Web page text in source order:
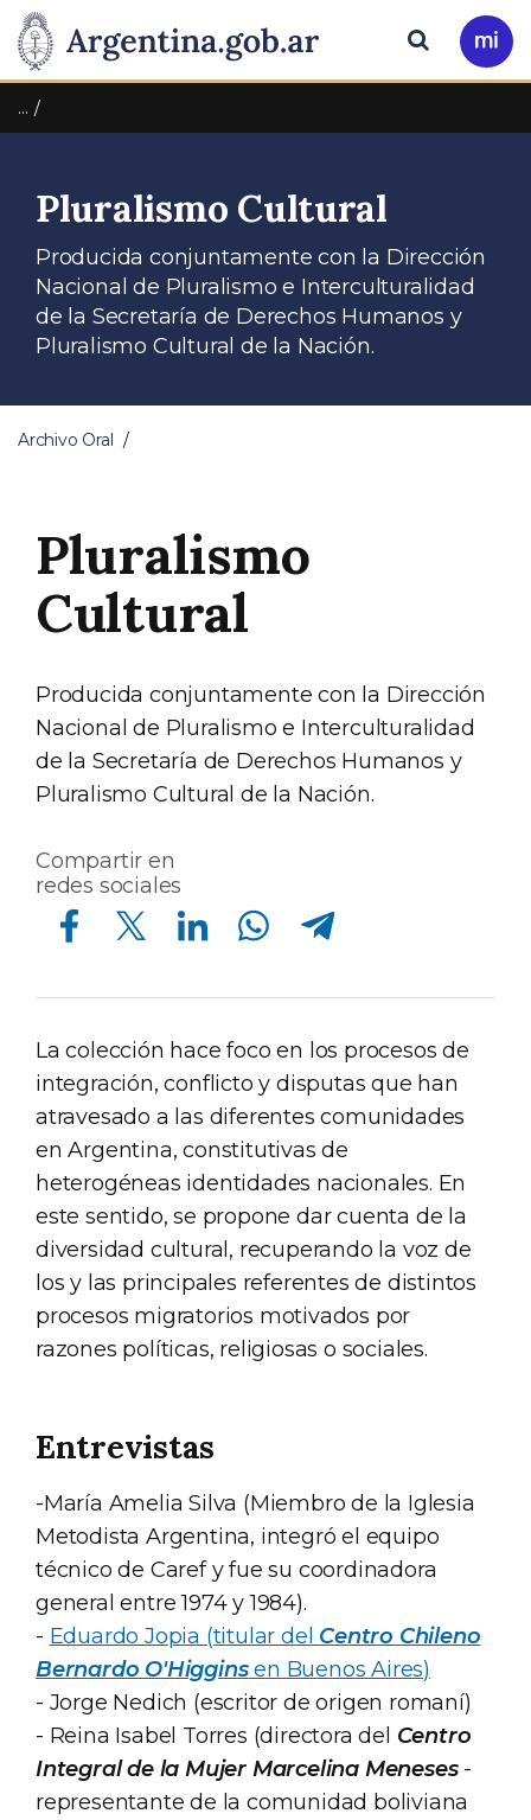
Presidencia
de
Nación
Pasar al contenido principal
Ir
a
Buscar
…
Pluralismo Cultural
Producida conjuntamente con la Dirección
Nacional de Pluralismo e Interculturalidad
de la Secretaría de Derechos Humanos y
Pluralismo Cultural de la Nación.
Archivo Oral
Pluralismo
Cultural
Producida conjuntamente con la Dirección
Nacional de Pluralismo e Interculturalidad
de la Secretaría de Derechos Humanos y
Pluralismo Cultural de la Nación.
Compartir en
redes sociales
Compartir en Facebook Compartir en Twitter Compartir en Linkedin Compartir en Whatsapp Compartir en Telegram
La colección hace foco en los procesos de
integración, conflicto y disputas que han
atravesado a las diferentes comunidades
en Argentina, constitutivas de
heterogéneas identidades nacionales. En
este sentido, se propone dar cuenta de la
diversidad cultural, recuperando la voz de
los y las principales referentes de distintos
procesos migratorios motivados por
razones políticas, religiosas o sociales.
Entrevistas
-María Amelia Silva (Miembro de la Iglesia
Metodista Argentina, integró el equipo
técnico de Caref y fue su coordinadora
general entre 1974 y 1984).
- Eduardo Jopia (titular del Centro Chileno
Bernardo O'Higginsen Buenos Aires)
- Jorge Nedich (escritor de origen romaní)
- Reina Isabel Torres (directora del Centro
Integral de la Mujer Marcelina Meneses-
representante de la comunidad boliviana